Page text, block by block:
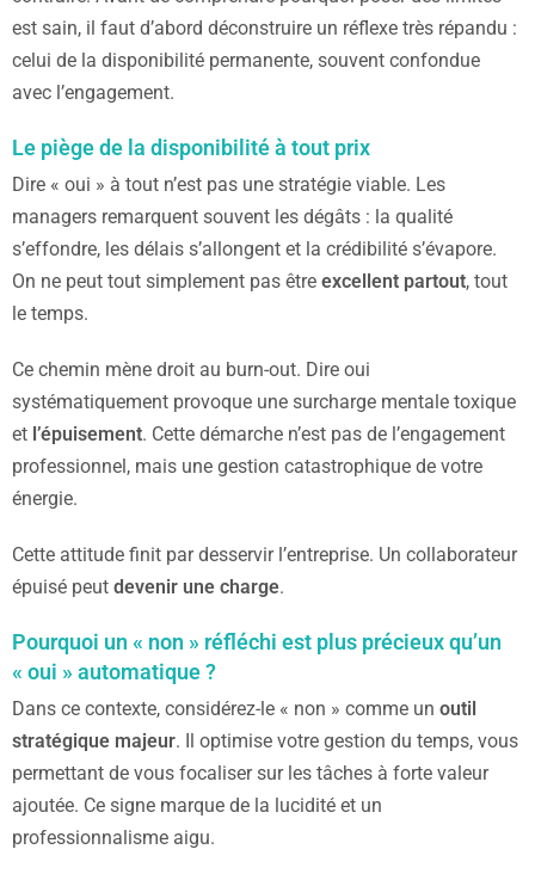
est sain, il faut d’abord déconstruire un réflexe très répandu :
celui de la disponibilité permanente, souvent confondue
avec l’engagement.
Le piège de la disponibilité à tout prix
Dire « oui » à tout n’est pas une stratégie viable. Les
managers remarquent souvent les dégâts : la qualité
s’effondre, les délais s’allongent et la crédibilité s’évapore.
On ne peut tout simplement pas être excellent partout, tout
le temps.
Ce chemin mène droit au burn-out. Dire oui
systématiquement provoque une surcharge mentale toxique
et l’épuisement. Cette démarche n’est pas de l’engagement
professionnel, mais une gestion catastrophique de votre
énergie.
Cette attitude finit par desservir l’entreprise. Un collaborateur
épuisé peut devenir une charge.
Pourquoi un « non » réfléchi est plus précieux qu’un
« oui » automatique ?
Dans ce contexte, considérez-le « non » comme un outil
stratégique majeur. Il optimise votre gestion du temps, vous
permettant de vous focaliser sur les tâches à forte valeur
ajoutée. Ce signe marque de la lucidité et un
professionnalisme aigu.